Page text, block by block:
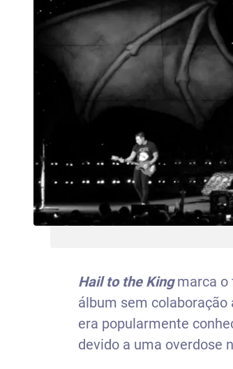
Hail to the Kingmarca o
álbum sem
era popularmente
devido a uma overdose